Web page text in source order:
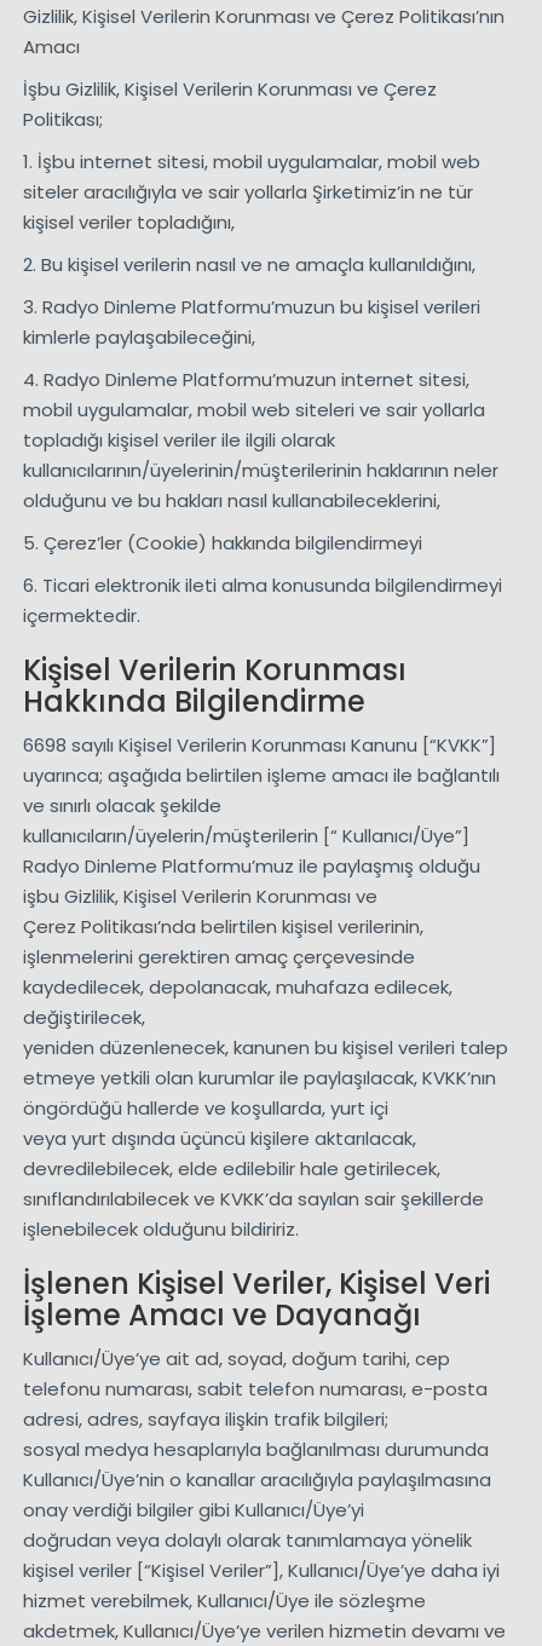
Gizlilik, Kişisel Verilerin Korunması ve Çerez Politikası’nın
Amacı
İşbu Gizlilik, Kişisel Verilerin Korunması ve Çerez
Politikası;
1. İşbu internet sitesi, mobil uygulamalar, mobil web
siteler aracılığıyla ve sair yollarla Şirketimiz’in ne tür
kişisel veriler topladığını,
2. Bu kişisel verilerin nasıl ve ne amaçla kullanıldığını,
3. Radyo Dinleme Platformu’muzun bu kişisel verileri
kimlerle paylaşabileceğini,
4. Radyo Dinleme Platformu’muzun internet sitesi,
mobil uygulamalar, mobil web siteleri ve sair yollarla
topladığı kişisel veriler ile ilgili olarak
kullanıcılarının/üyelerinin/müşterilerinin haklarının neler
olduğunu ve bu hakları nasıl kullanabileceklerini,
5. Çerez’ler (Cookie) hakkında bilgilendirmeyi
6. Ticari elektronik ileti alma konusunda bilgilendirmeyi
içermektedir.
Kişisel Verilerin Korunması
Hakkında Bilgilendirme
6698 sayılı Kişisel Verilerin Korunması Kanunu [“KVKK”]
uyarınca; aşağıda belirtilen işleme amacı ile bağlantılı
ve sınırlı olacak şekilde
kullanıcıların/üyelerin/müşterilerin [“ Kullanıcı/Üye”]
Radyo Dinleme Platformu’muz ile paylaşmış olduğu
işbu Gizlilik, Kişisel Verilerin Korunması ve
Çerez Politikası’nda belirtilen kişisel verilerinin,
işlenmelerini gerektiren amaç çerçevesinde
kaydedilecek, depolanacak, muhafaza edilecek,
değiştirilecek,
yeniden düzenlenecek, kanunen bu kişisel verileri talep
etmeye yetkili olan kurumlar ile paylaşılacak, KVKK’nın
öngördüğü hallerde ve koşullarda, yurt içi
veya yurt dışında üçüncü kişilere aktarılacak,
devredilebilecek, elde edilebilir hale getirilecek,
sınıflandırılabilecek ve KVKK’da sayılan sair şekillerde
işlenebilecek olduğunu bildiririz.
İşlenen Kişisel Veriler, Kişisel Veri
İşleme Amacı ve Dayanağı
Kullanıcı/Üye’ye ait ad, soyad, doğum tarihi, cep
telefonu numarası, sabit telefon numarası, e-posta
adresi, adres, sayfaya ilişkin trafik bilgileri;
sosyal medya hesaplarıyla bağlanılması durumunda
Kullanıcı/Üye’nin o kanallar aracılığıyla paylaşılmasına
onay verdiği bilgiler gibi Kullanıcı/Üye’yi
doğrudan veya dolaylı olarak tanımlamaya yönelik
kişisel veriler [“Kişisel Veriler”], Kullanıcı/Üye’ye daha iyi
hizmet verebilmek, Kullanıcı/Üye ile sözleşme
akdetmek, Kullanıcı/Üye’ye verilen hizmetin devamı ve